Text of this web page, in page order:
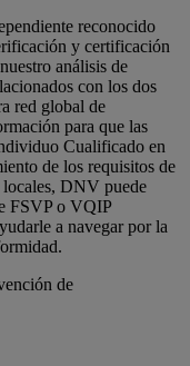
reconocido
y certificación
análisis de
con los dos
red global de
para que las
Cualificado en
de los requisitos de
DNV puede
FSVP o VQIP
a navegar por la
de